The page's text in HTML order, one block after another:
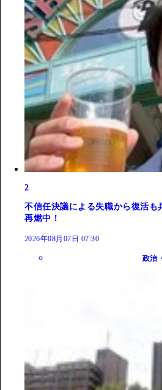
2
不信任決議による失職から復活
再燃中！
2026年08月07日 07:30
政治